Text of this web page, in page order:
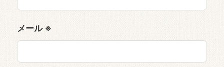
メール ※